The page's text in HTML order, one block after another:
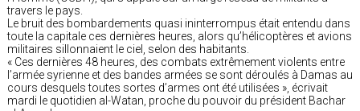
travers le pays.
Le bruit des bombardements quasi ininterrompus était entendu dans
toute la capitale ces dernières heures, alors qu’hélicoptères et avions
militaires sillonnaient le ciel, selon des habitants.
« Ces dernières 48 heures, des combats extrêmement violents entre
l’armée syrienne et des bandes armées se sont déroulés à Damas au
cours desquels toutes sortes d’armes ont été utilisées », écrivait
mardi le quotidien al-Watan, proche du pouvoir du président Bachar